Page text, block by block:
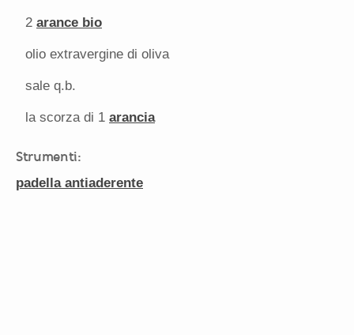
2 arance bio
olio extravergine di oliva
sale q.b.
la scorza di 1 arancia
Strumenti:
padella antiaderente